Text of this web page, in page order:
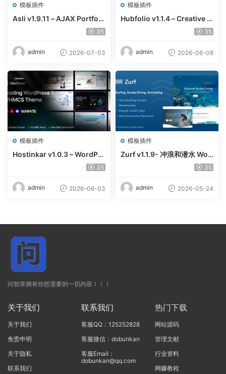
模板插件
Asli v1.9.11 – AJAX Portfoli
o Elementor WordPress Th
35
admin 2026-07-03
模板插件
Hubfolio v1.1.4 – Creative P
ortfolio & Digital Agency W
e
35
admin 2026-06-08
模板插件
Hostinkar v1.0.3 – WordPre
35
admin 2026-06-03
模板插件
Zurf v1.1.9- 冲浪和潜水 Wor
35
admin 2026-05-24
问智库拥有你想需要的一切内容！！！
关于我们
关于我们
免责申明
关于隐私
联系我们
联系我们
客服QQ：125252828
客服微信：dobunkan
客服Email：
dobunkan@qq.com
热门下载
网站源码
管理文献
行业资料
网赚教程